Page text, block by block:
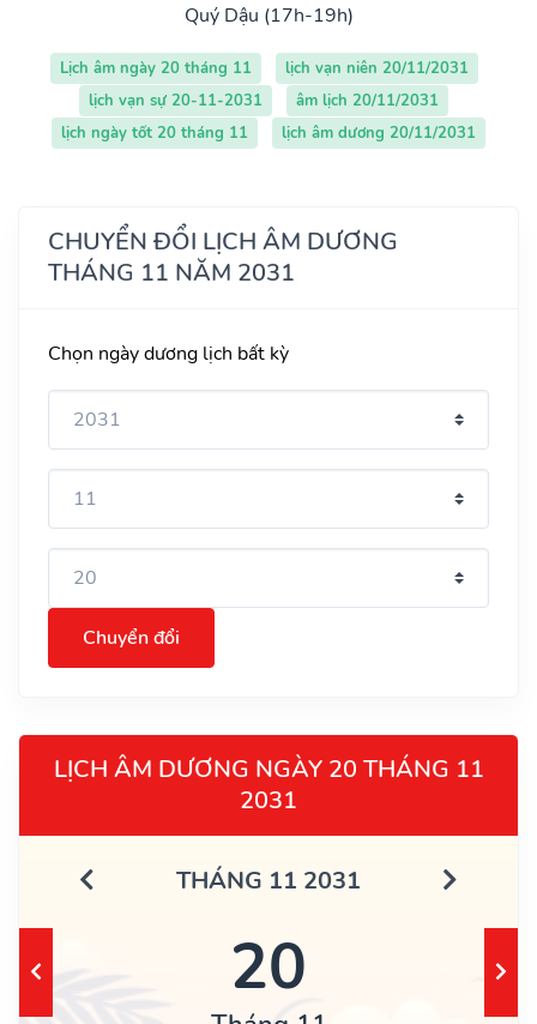
Quý Dậu (17h-19h)
Lịch âm ngày 20 tháng 11
lịch vạn niên 20/11/2031
lịch vạn sự 20-11-2031
âm lịch 20/11/2031
lịch ngày tốt 20 tháng 11
lịch âm dương 20/11/2031
CHUYỂN ĐỔI LỊCH ÂM DƯƠNG
THÁNG 11 NĂM 2031
Chọn ngày dương lịch bất kỳ
Chuyển đổi
LỊCH ÂM DƯƠNG NGÀY 20 THÁNG 11
2031
THÁNG 11 2031
20